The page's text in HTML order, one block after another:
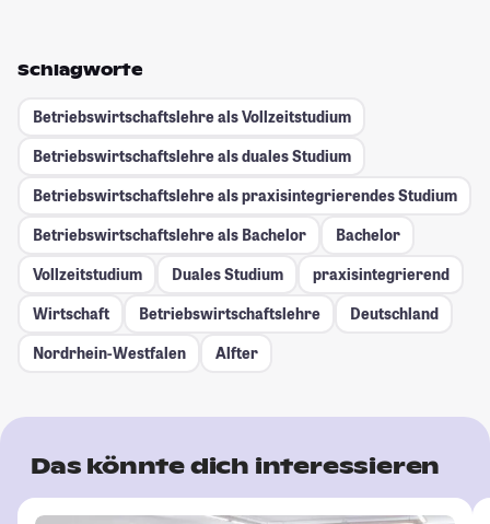
Schlagworte
Betriebswirtschaftslehre als Vollzeitstudium
Betriebswirtschaftslehre als duales Studium
Betriebswirtschaftslehre als praxisintegrierendes Studium
Betriebswirtschaftslehre als Bachelor
Bachelor
Vollzeitstudium
Duales Studium
praxisintegrierend
Wirtschaft
Betriebswirtschaftslehre
Deutschland
Nordrhein-Westfalen
Alfter
Das könnte dich interessieren